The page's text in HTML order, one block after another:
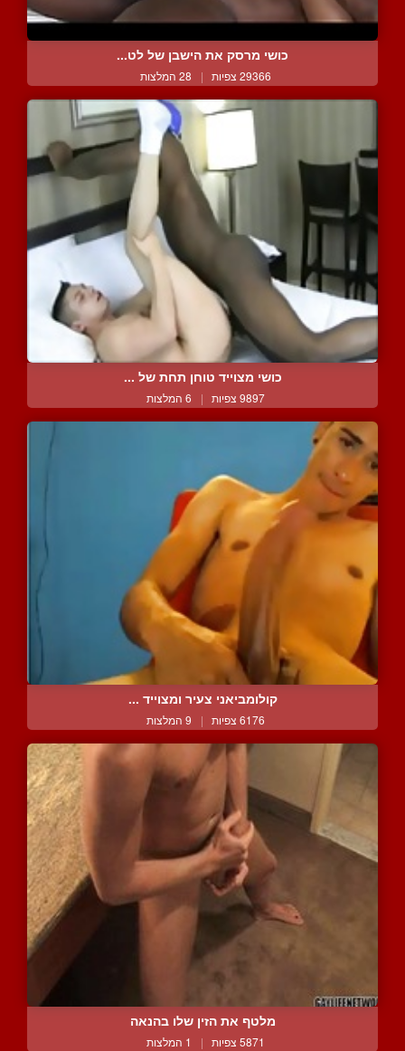
כושי מרסק את הישבן של לט...
29366 צפיות | 28 המלצות
כושי מצוייד טוחן תחת של ...
9897 צפיות | 6 המלצות
קולומביאני צעיר ומצוייד ...
6176 צפיות | 9 המלצות
מלטף את הזין שלו בהנאה
5871 צפיות | 1 המלצות